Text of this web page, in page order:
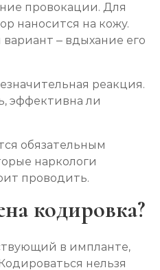
провокации. Для
наносится на кожу.
– вдыхание его
реакция.
эффективна ли
обязательным
наркологи
проводить.
кодировка?
в импланте,
нельзя